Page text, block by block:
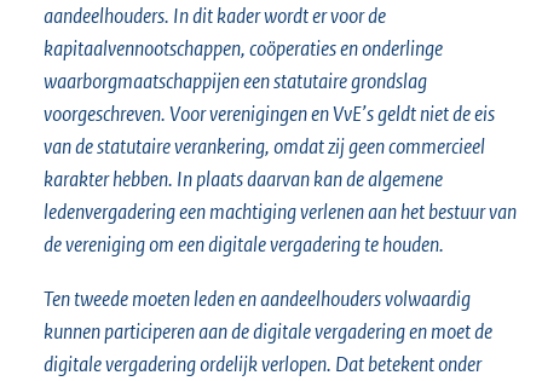
aandeelhouders. In dit kader wordt er voor de
kapitaalvennootschappen, coöperaties en onderlinge
waarborgmaatschappijen een statutaire grondslag
voorgeschreven. Voor verenigingen en VvE’s geldt niet de eis
van de statutaire verankering, omdat zij geen commercieel
karakter hebben. In plaats daarvan kan de algemene
ledenvergadering een machtiging verlenen aan het bestuur van
de vereniging om een digitale vergadering te houden.
Ten tweede moeten leden en aandeelhouders volwaardig
kunnen participeren aan de digitale vergadering en moet de
digitale vergadering ordelijk verlopen. Dat betekent onder